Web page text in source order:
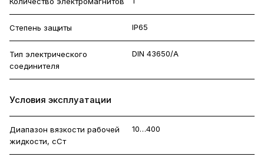
Степень защиты IP65
Тип электрического
соединителя
DIN 43650/A
Условия эксплуатации
Диапазон вязкости рабочей
жидкости, сСт
10…400